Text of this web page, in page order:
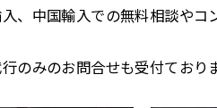
、中国輸入での無料相談やコ
のみのお問合せも受付ており